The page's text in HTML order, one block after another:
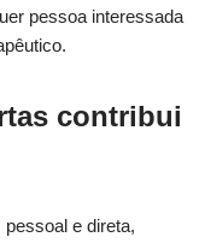
pessoa interessada
contribui
e direta,